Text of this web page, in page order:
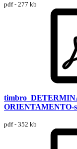
pdf - 277 kb
ORIENTAMENTO-
pdf - 352 kb